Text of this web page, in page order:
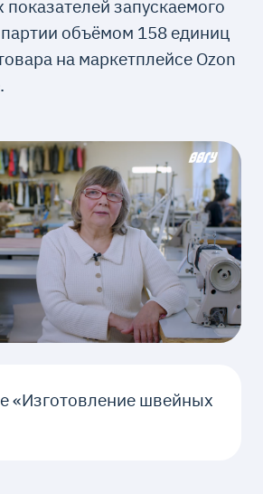
запускаемого
объёмом 158 единиц
на маркетплейсе Ozon
«Изготовление швейных